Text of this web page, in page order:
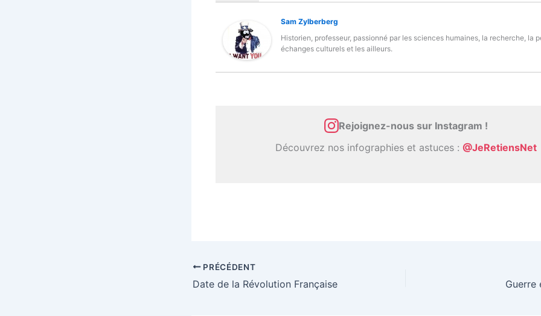
Sam Zylberberg
Historien, professeur, passionné par les sciences humaines, la recherche, la
échanges culturels et les ailleurs.
Rejoignez-nous sur Instagram !
Découvrez nos infographies et astuces : @JeRetiensNet
PRÉCÉDENT
Date de la Révolution Française Guerre